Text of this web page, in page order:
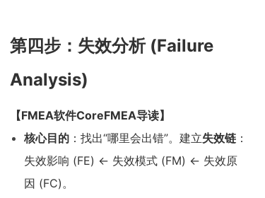
第四步：失效分析 (Failure
Analysis)
【FMEA软件CoreFMEA导读】
核心目的 ：找出“哪里会出错”。建立失效链 ：
失效影响 (FE) <- 失效模式 (FM) <- 失效原
因 (FC)。